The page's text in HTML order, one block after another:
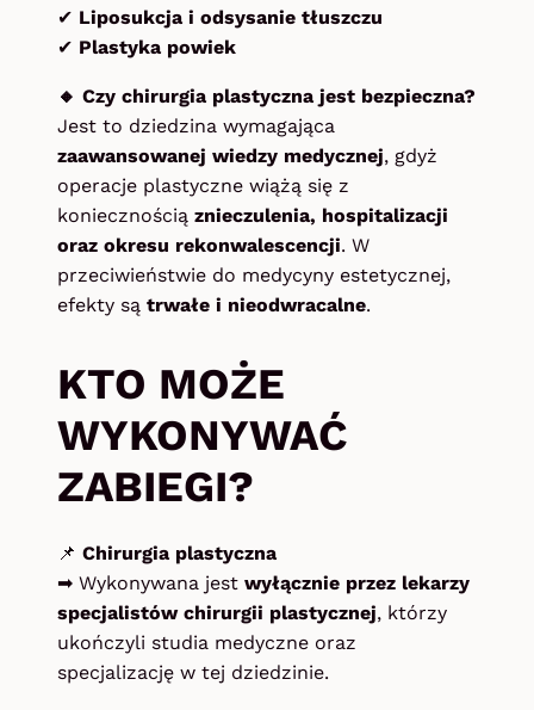
✔ Liposukcja i odsysanie tłuszczu
✔ Plastyka powiek
🔸 Czy chirurgia plastyczna jest bezpieczna?
Jest to dziedzina wymagająca
zaawansowanej wiedzy medycznej, gdyż
operacje plastyczne wiążą się z
koniecznością znieczulenia, hospitalizacji
oraz okresu rekonwalescencji. W
przeciwieństwie do medycyny estetycznej,
efekty są trwałe i nieodwracalne.
KTO MOŻE
WYKONYWAĆ
ZABIEGI?
📌 Chirurgia plastyczna
➡ Wykonywana jest wyłącznie przez lekarzy
specjalistów chirurgii plastycznej, którzy
ukończyli studia medyczne oraz
specjalizację w tej dziedzinie.